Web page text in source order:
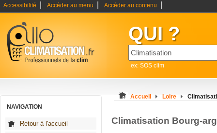
Accessibilité Accéder au menu Accéder au contenu
QUI ?
ex: SOS clim
NAVIGATION
Retour à l'accueil
Accueil Loire
Climatisation Bourg-